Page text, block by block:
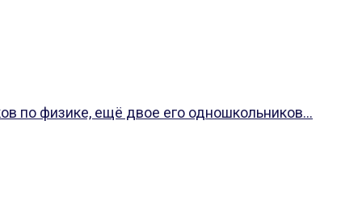
по физике, ещё двое его одношкольников...